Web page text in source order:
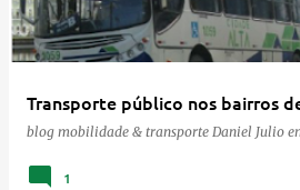
Transporte público nos bairros
blog mobilidade & transporte Daniel Julio
1